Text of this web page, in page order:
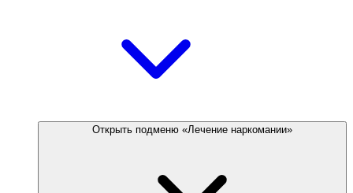
Открыть подменю «Лечение наркомании»